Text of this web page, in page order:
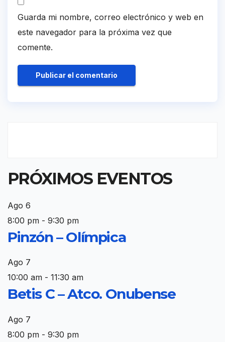
Guarda mi nombre, correo electrónico y web en
este navegador para la próxima vez que
comente.
PRÓXIMOS EVENTOS
Ago 6
8:00 pm - 9:30 pm
Pinzón – Olímpica
Ago 7
10:00 am - 11:30 am
Betis C – Atco. Onubense
Ago 7
8:00 pm - 9:30 pm